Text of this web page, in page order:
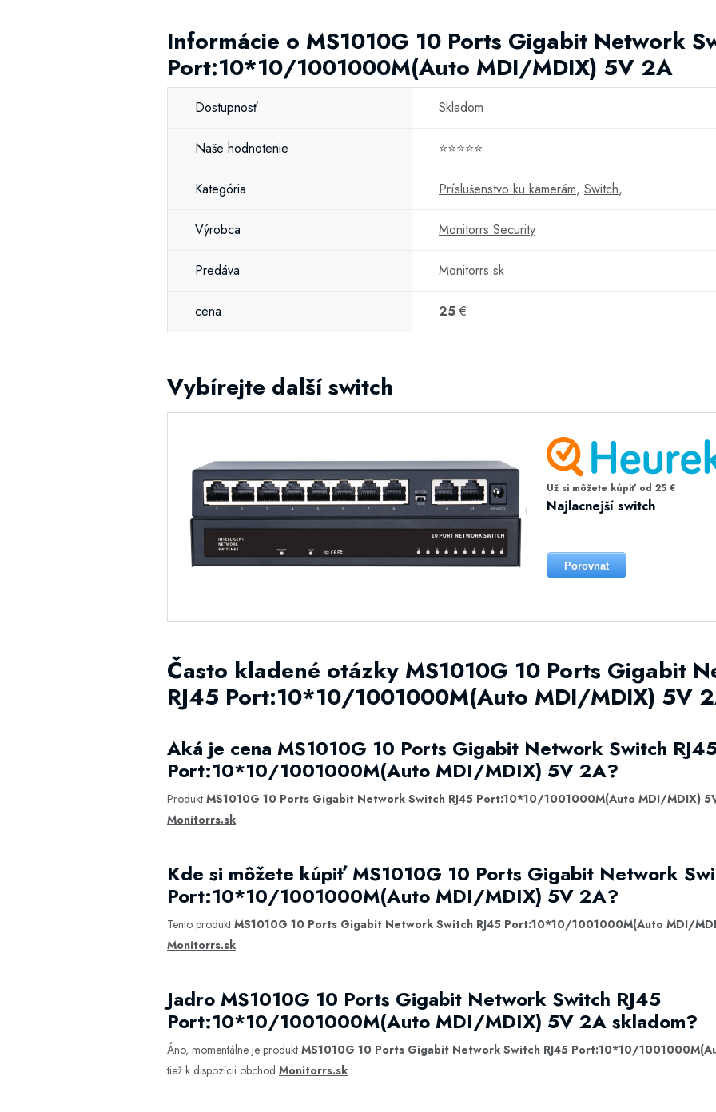
Informácie o MS1010G 10 Ports Gigabit Network
Port:10*10/1001000M(Auto MDI/MDIX) 5V 2A
Dostupnosť Skladom
Naše hodnotenie ⭐⭐⭐⭐⭐
Kategória Príslušenstvo ku kamerám, Switch,
Výrobca Monitorrs Security
Predáva Monitorrs.sk
cena 25 €
Vybírejte další switch
Už si môžete kúpiť od 25 €
Najlacnejší switch
Porovnat
Často kladené otázky MS1010G 10 Ports Gigabit
RJ45 Port:10*10/1001000M(Auto MDI/MDIX) 5V
Aká je cena MS1010G 10 Ports Gigabit Network Switch
Port:10*10/1001000M(Auto MDI/MDIX) 5V 2A?
Produkt MS1010G 10 Ports Gigabit Network Switch RJ45 Port:10*10/1001000M(Auto MDI/MDIX)
Monitorrs.sk.
Kde si môžete kúpiť MS1010G 10 Ports Gigabit Network
Port:10*10/1001000M(Auto MDI/MDIX) 5V 2A?
Tento produkt MS1010G 10 Ports Gigabit Network Switch RJ45 Port:10*10/1001000M(Auto MDI/
Monitorrs.sk.
Jadro MS1010G 10 Ports Gigabit Network Switch RJ45
Port:10*10/1001000M(Auto MDI/MDIX) 5V 2A skladom?
Áno, momentálne je produkt MS1010G 10 Ports Gigabit Network Switch RJ45 Port:10*10/
tiež k dispozícii obchod Monitorrs.sk.